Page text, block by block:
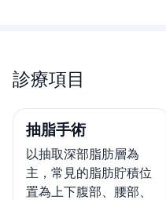
診療項目
抽脂手術
以抽取深部脂肪層為
主，常見的脂肪貯積位
置為上下腹部、腰部、